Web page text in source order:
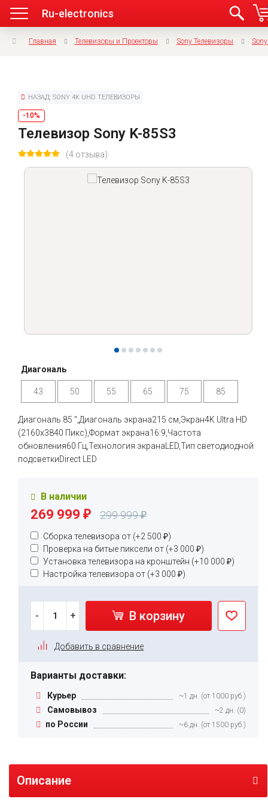
Ru-electronics
Главная Телевизоры и Проекторы Sony Телевизоры
НАЗАД: SONY 4K UHD ТЕЛЕВИЗОРЫ
-10%
Телевизор Sony K-85S3
(4 отзыва)
Диагональ
43 50 55 65 75 85
Диагональ 85 ",Диагональ экрана215 см,Экран4K Ultra HD
(2160x3840 Пикс),Формат экрана16:9,Частота
обновления60 Гц,Технология экранаLED,Тип светодиодной
подсветкиDirect LED
В наличии
269 999 ₽ 299 999₽
Сборка телевизора от (+2 500 ₽)
Проверка на битые пиксели от (+3 000 ₽)
Установка телевизора на кронштейн (+10 000 ₽)
Настройка телевизора от (+3 000 ₽)
- + В корзину
Добавить в сравнение
Варианты доставки:
Курьер ~1 дн. (от 1000 руб.)
Самовывоз ~2 дн. (0)
по России ~6 дн. (от 1500 руб.)
Описание